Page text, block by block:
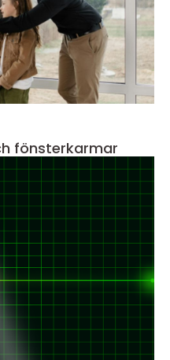
fönsterkarmar